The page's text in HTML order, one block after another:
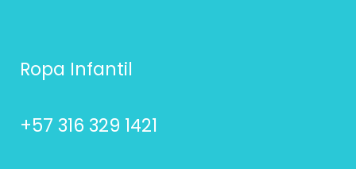
Ropa Infantil
+57 316 329 1421